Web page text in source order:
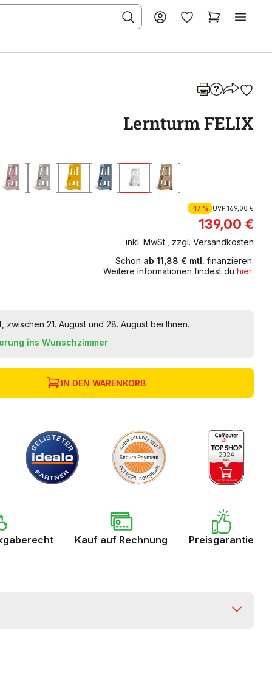
Lernturm FELIX
-17 % UVP 169,00 €
139,00 €
inkl. MwSt., zzgl. Versandkosten
Schon ab 11,88 € mtl. finanzieren.
Weitere Informationen findest du hier.
zwischen 21. August und 28. August bei Ihnen.
ins Wunschzimmer
IN DEN WARENKORB
Kauf auf Rechnung Preisgarantie